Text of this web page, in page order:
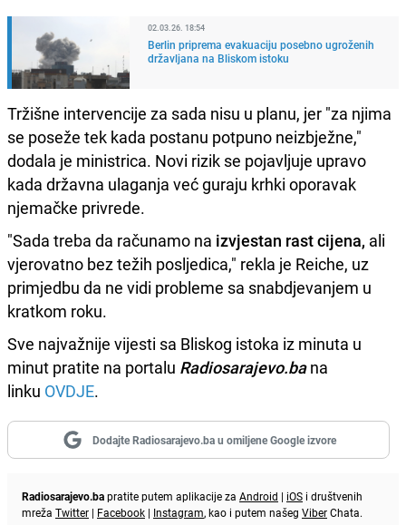
02.03.26. 18:54
Berlin priprema evakuaciju posebno ugroženih
državljana na Bliskom istoku
Tržišne intervencije za sada nisu u planu, jer "za njima
se poseže tek kada postanu potpuno neizbježne,"
dodala je ministrica. Novi rizik se pojavljuje upravo
kada državna ulaganja već guraju krhki oporavak
njemačke privrede.
"Sada treba da računamo na izvjestan rast cijena, ali
vjerovatno bez težih posljedica," rekla je Reiche, uz
primjedbu da ne vidi probleme sa snabdjevanjem u
kratkom roku.
Sve najvažnije vijesti sa Bliskog istoka iz minuta u
minut pratite na portalu Radiosarajevo.bana
linku OVDJE.
Dodajte Radiosarajevo.ba u omiljene Google izvore
Radiosarajevo.bapratite putem aplikacije za Android | iOS i društvenih
mreža Twitter | Facebook | Instagram, kao i putem našeg ViberChata.